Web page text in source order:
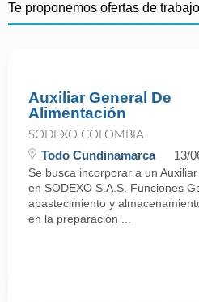
Te proponemos ofertas de
Auxiliar General De
Alimentación
SODEXO COLOMBIA
Todo Cundinamarca 13/
Se busca incorporar a un
en SODEXO S.A.S. Funciones
abastecimiento y
en la preparación ...